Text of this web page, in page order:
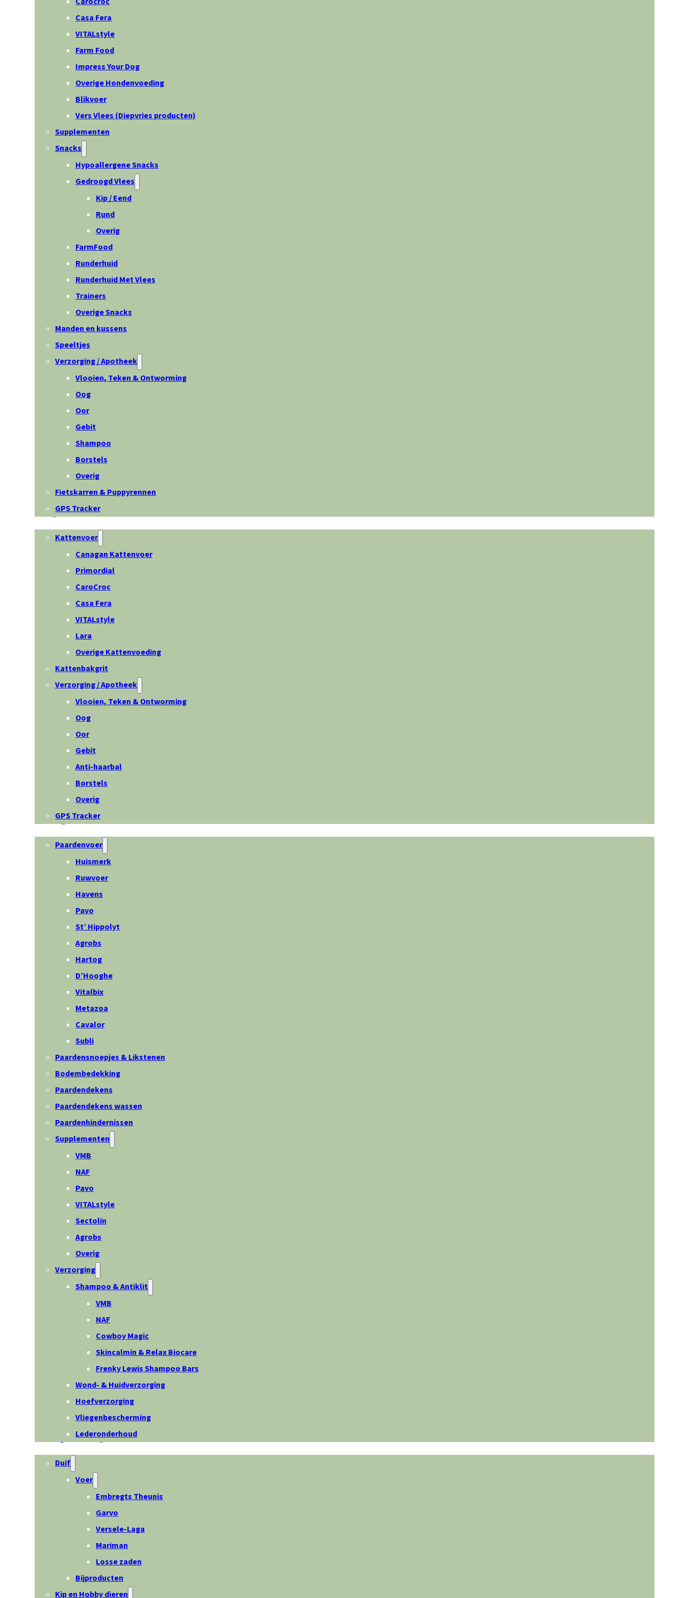
Casa Fera
VITALstyle
Farm Food
Impress Your Dog
Overige Hondenvoeding
Blikvoer
Vers Vlees (Diepvries producten)
Supplementen
Snacks
Hypoallergene Snacks
Gedroogd Vlees
Kip / Eend
Rund
Overig
FarmFood
Runderhuid
Runderhuid Met Vlees
Trainers
Overige Snacks
Manden en kussens
Speeltjes
Verzorging / Apotheek
Vlooien, Teken & Ontworming
Oog
Oor
Gebit
Shampoo
Borstels
Overig
Fietskarren & Puppyrennen
GPS Tracker
Kat
Kattenvoer
Canagan Kattenvoer
Primordial
CaroCroc
Casa Fera
VITALstyle
Lara
Overige Kattenvoeding
Kattenbakgrit
Verzorging / Apotheek
Vlooien, Teken & Ontworming
Oog
Oor
Gebit
Anti-haarbal
Borstels
Overig
GPS Tracker
Paard
Paardenvoer
Huismerk
Ruwvoer
Havens
Pavo
St’ Hippolyt
Agrobs
Hartog
D’Hooghe
Vitalbix
Metazoa
Cavalor
Subli
Paardensnoepjes & Likstenen
Bodembedekking
Paardendekens
Paardendekens wassen
Paardenhindernissen
Supplementen
VMB
NAF
Pavo
VITALstyle
Sectolin
Agrobs
Overig
Verzorging
Shampoo & Antiklit
VMB
NAF
Cowboy Magic
Skincalmin & Relax Biocare
Frenky Lewis Shampoo Bars
Wond- & Huidverzorging
Hoefverzorging
Vliegenbescherming
Lederonderhoud
Overige dieren
Duif
Voer
Embregts Theunis
Garvo
Versele-Laga
Mariman
Losse zaden
Bijproducten
Kip en Hobby dieren